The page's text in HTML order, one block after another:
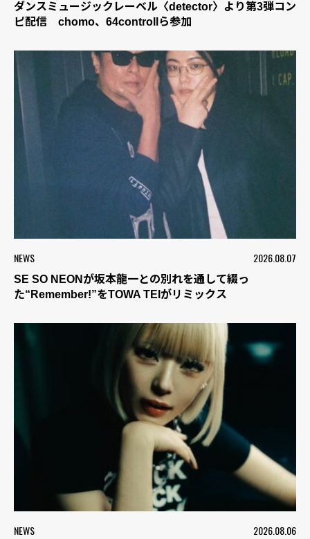
ダンスミュージックレーベル〈detector〉より第3弾コン
ピ配信 chomo、64controllら参加
NEWS 2026.08.07
SE SO NEONが坂本龍一との別れを通して綴っ
た“Remember!”をTOWA TEIがリミックス
NEWS 2026.08.06